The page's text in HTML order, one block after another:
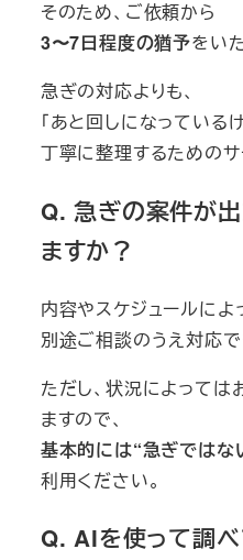
そのため、ご依頼から
3〜7日程度の猶予をい
急ぎの対応よりも、
「あと回しになっている
丁寧に整理するためのサ
Q. 急ぎの案件が
ますか？
内容やスケジュールによ
別途ご相談のうえ対応で
ただし、状況によっては
ますので、
基本的には“急ぎではな
利用ください。
Q. AIを使って調